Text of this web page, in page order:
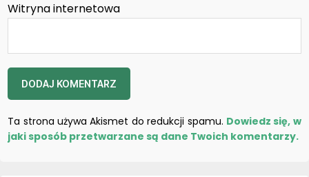
Witryna internetowa
Ta strona używa Akismet do redukcji spamu. Dowiedz się, w
jaki sposób przetwarzane są dane Twoich komentarzy.